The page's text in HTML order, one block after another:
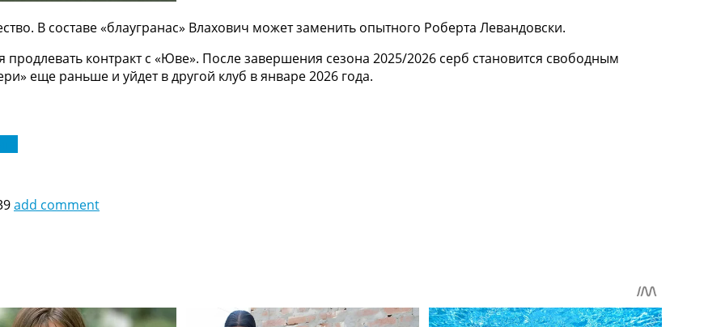
В составе «блаугранас» Влахович может заменить опытного Роберта Левандовски.
продлевать контракт с «Юве». После завершения сезона 2025/2026 серб становится свободным
еще раньше и уйдет в другой клуб в январе 2026 года.
add comment